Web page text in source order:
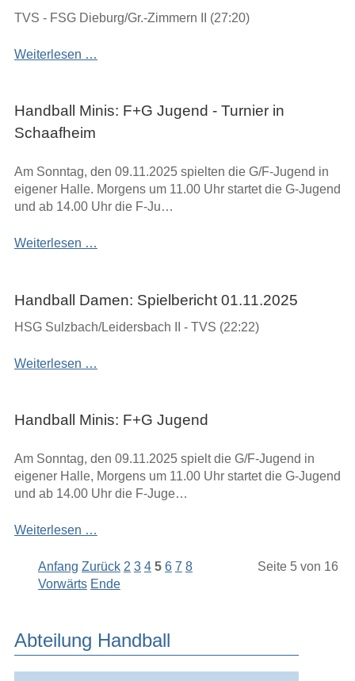
Niedernberg
TVS - FSG Dieburg/Gr.-Zimmern II (27:20)
Weiterlesen …
Handball Minis: F+G Jugend - Turnier in
Schaafheim
Am Sonntag, den 09.11.2025 spielten die G/F-Jugend in
eigener Halle. Morgens um 11.00 Uhr startet die G-Jugend
und ab 14.00 Uhr die F-Ju…
Weiterlesen …
Turnier
Schaafheim
Handball Damen: Spielbericht 01.11.2025
HSG Sulzbach/Leidersbach II - TVS (22:22)
Weiterlesen …
Handball Minis: F+G Jugend
Am Sonntag, den 09.11.2025 spielt die G/F-Jugend in
eigener Halle, Morgens um 11.00 Uhr startet die G-Jugend
und ab 14.00 Uhr die F-Juge…
Weiterlesen …
Seite 5 von 16
Anfang Zurück 2 3 4 5 6 7 8
Vorwärts Ende
Abteilung Handball